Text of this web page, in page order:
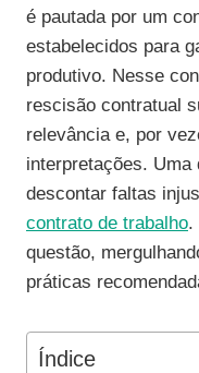
é pautada por um
estabelecidos para
produtivo. Nesse
rescisão contratual
relevância e, por
interpretações.
descontar faltas
contrato de trabalho.
questão,
práticas
Índice